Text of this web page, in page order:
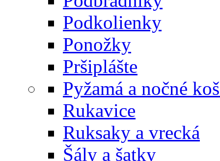
Podkolienky
Ponožky
Pršiplášte
Pyžamá a nočné
Rukavice
Ruksaky a vrecká
Šály a šatky